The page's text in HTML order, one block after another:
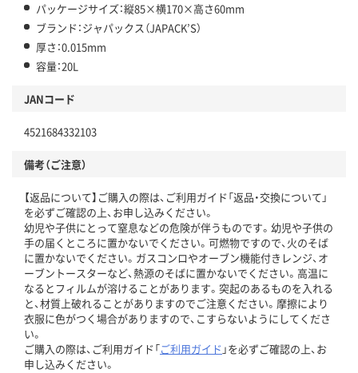
パッケージサイズ：縦85×横170×高さ60mm
ブランド：ジャパックス（JAPACK’S）
厚さ：0.015mm
容量：20L
JANコード
4521684332103
備考（ご注意）
【返品について】ご購入の際は、ご利用ガイド「返品・交換について」
を必ずご確認の上、お申し込みください。
幼児や子供にとって窒息などの危険が伴うものです。幼児や子供の
手の届くところに置かないでください。可燃物ですので、火のそば
に置かないでください。ガスコンロやオーブン機能付きレンジ、オ
ーブントースターなど、熱源のそばに置かないでください。高温に
なるとフィルムが溶けることがあります。突起のあるものを入れる
と、材質上破れることがありますのでご注意ください。摩擦により
衣服に色がつく場合がありますので、こすらないようにしてくださ
い。
ご購入の際は、ご利用ガイド「ご利用ガイド 」を必ずご確認の上、お
申し込みください。